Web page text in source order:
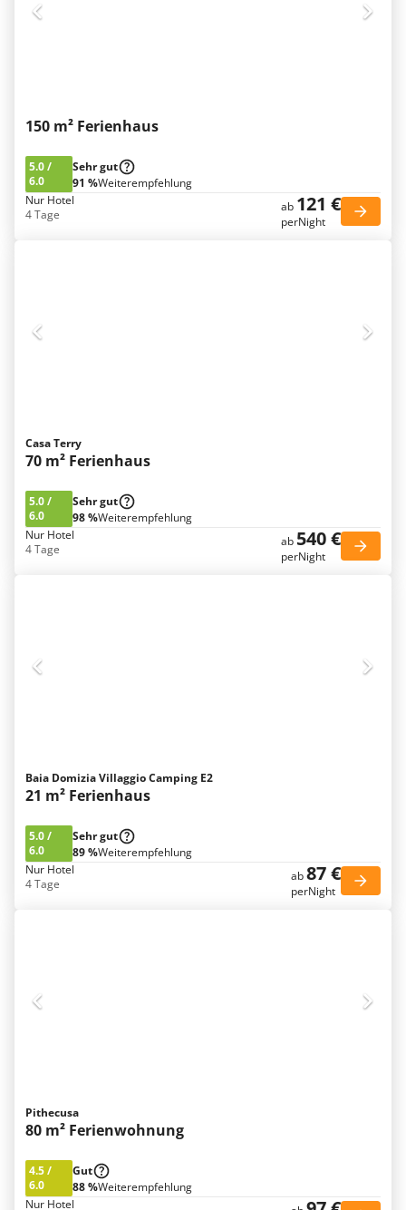
150 m² Ferienhaus
5.0/
6.0
Sehr gut
91 %Weiterempfehlung
Nur Hotel
4 Tage
ab 121 €
perNight
Casa Terry
70 m² Ferienhaus
5.0/
6.0
Sehr gut
98 %Weiterempfehlung
Nur Hotel
4 Tage
ab 540 €
perNight
Baia Domizia Villaggio Camping E2
21 m² Ferienhaus
5.0/
6.0
Sehr gut
89 %Weiterempfehlung
Nur Hotel
4 Tage
ab87 €
perNight
Pithecusa
80 m² Ferienwohnung
4.5/
6.0
Gut
88 %Weiterempfehlung
Nur Hotel